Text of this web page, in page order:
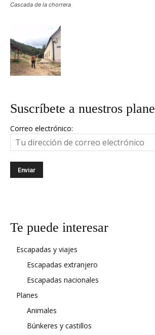
Cascada de la chorrera
Suscríbete a nuestros
Correo electrónico:
Te puede interesar
Escapadas y viajes
Escapadas extranjero
Escapadas nacionales
Planes
Animales
Búnkeres y castillos